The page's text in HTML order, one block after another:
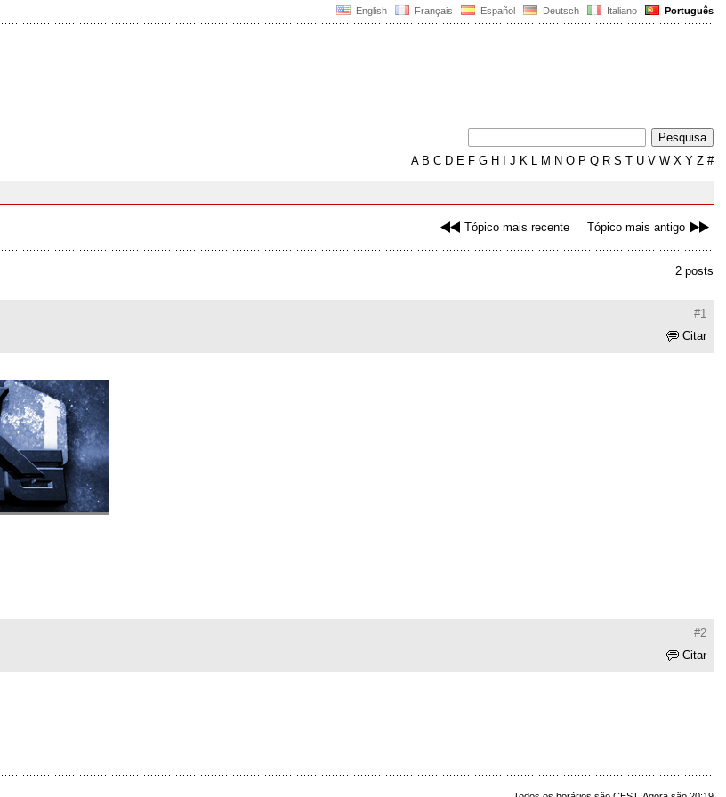
English Français Español Deutsch Italiano Português
AB C D E F G H J K L M N O P Q R S T U V W X Y Z #
Tópico mais recente Tópico mais antigo
2 posts
#1
Citar
#2
Citar